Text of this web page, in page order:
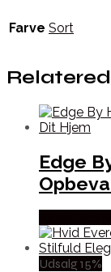
Farve Sort
Edge
Udsalg 15%